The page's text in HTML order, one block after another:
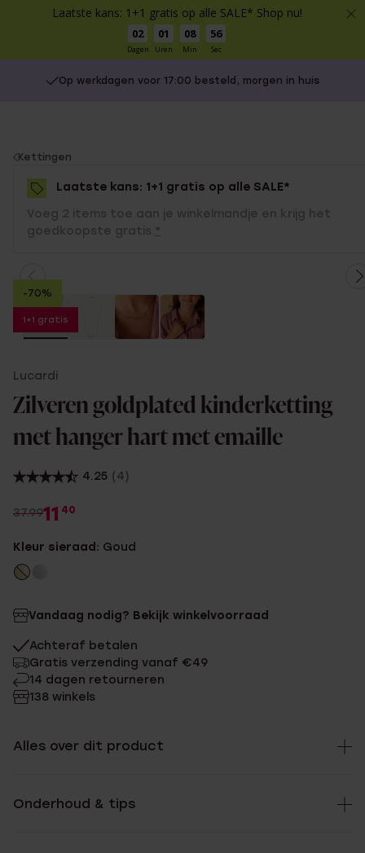
Laatste kans: 1+1 gratis op alle SALE* Shop nu!
02
Dagen
01
Uren
08
Min
55
Sec
Op werkdagen voor 17:00 besteld, morgen in huis
You
are
here:
Kettingen
Laatste kans: 1+1 gratis op alle SALE*
Voeg 2 items toe aan je winkelmandje en krijg het
goedkoopste gratis. *
-70%
1+1 gratis
Lucardi
Zilveren goldplated kinderketting
met hanger hart met emaille
4.25 (4)
37.9911 40
Kleur sieraad: Goud
Vandaag nodig? Bekijk winkelvoorraad
Achteraf betalen
Gratis verzending vanaf €49
14 dagen retourneren
138 winkels
Alles over dit product
Onderhoud & tips